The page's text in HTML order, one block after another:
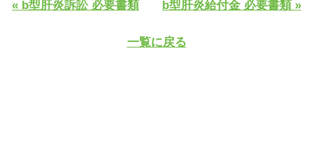
« b型肝炎訴訟 必要書類 b型肝炎給付金 必要書類 »
一覧に戻る